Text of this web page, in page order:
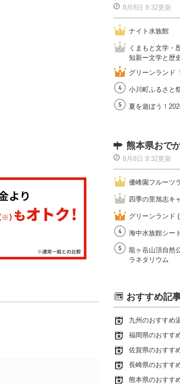
8月8日 9:32更新
ナイト水族館
くまもと文学・
知新ー文学と歴
グリーンランド
小川町ふるさと
夏を遊ぼう！
熊本県おで
8月8日 9:32更新
優峰園フルーツ
四季の里旭志キ
グリーンランド
海中水族館シー
龍ヶ岳山頂自然
ラネタリウム
おすすめ記
九州のおすすめ
福岡県のおすす
佐賀県のおすす
長崎県のおすす
熊本県のおすす